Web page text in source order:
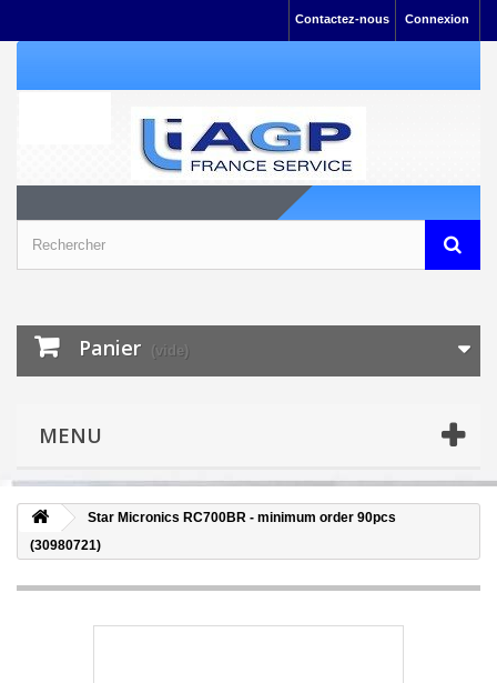
Connexion
Contactez-nous
Panier (vide)
MENU
Star Micronics RC700BR - minimum order 90pcs
(30980721)